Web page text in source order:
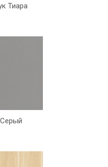
Тиара
Серый